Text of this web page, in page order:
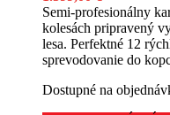
Semi-profesionálny
kolesách pripravený
lesa. Perfektné 12
sprevodovanie do
Dostupné na